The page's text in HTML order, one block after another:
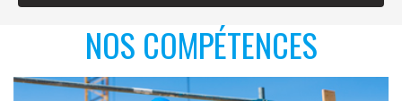
NOS COMPÉTENCES